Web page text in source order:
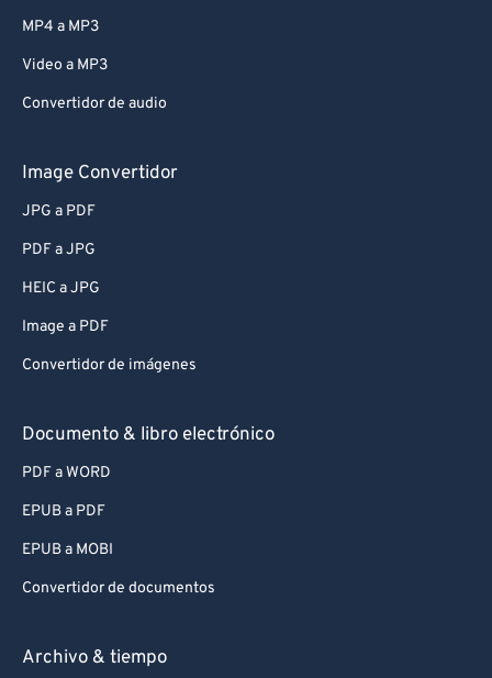
MP4 a MP3
Video a MP3
Convertidor de audio
Image Convertidor
JPG a PDF
PDF a JPG
HEIC a JPG
Image a PDF
Convertidor de imágenes
Documento & libro electrónico
PDF a WORD
EPUB a PDF
EPUB a MOBI
Convertidor de documentos
Archivo & tiempo